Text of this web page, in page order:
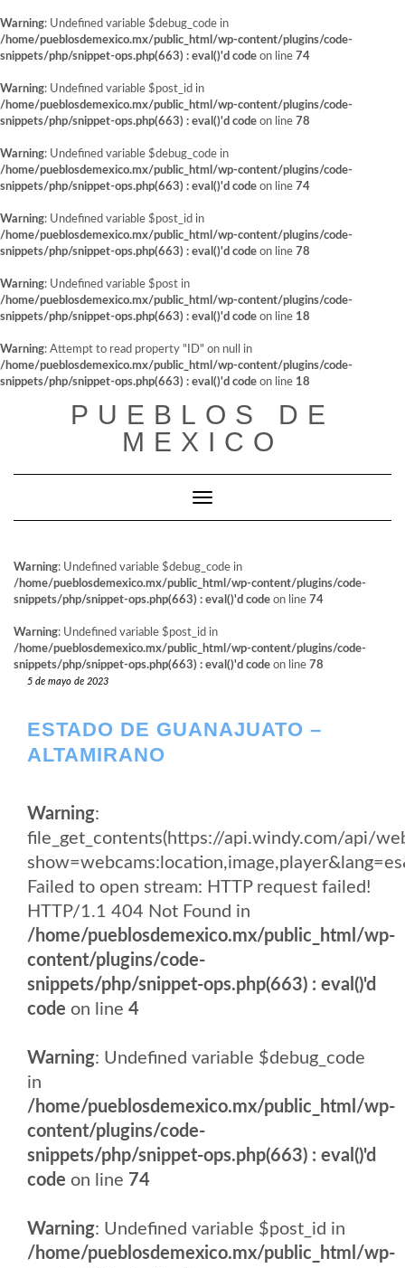
Warning: Undefined variable $debug_code in
/home/pueblosdemexico.mx/public_html/wp-content/plugins/code-
snippets/php/snippet-ops.php(663) : eval()'d code on line 74
Warning: Undefined variable $post_id in
/home/pueblosdemexico.mx/public_html/wp-content/plugins/code-
snippets/php/snippet-ops.php(663) : eval()'d code on line 78
Warning: Undefined variable $debug_code in
/home/pueblosdemexico.mx/public_html/wp-content/plugins/code-
snippets/php/snippet-ops.php(663) : eval()'d code on line 74
Warning: Undefined variable $post_id in
/home/pueblosdemexico.mx/public_html/wp-content/plugins/code-
snippets/php/snippet-ops.php(663) : eval()'d code on line 78
Warning: Undefined variable $post in
/home/pueblosdemexico.mx/public_html/wp-content/plugins/code-
snippets/php/snippet-ops.php(663) : eval()'d code on line 18
Warning: Attempt to read property "ID" on null in
/home/pueblosdemexico.mx/public_html/wp-content/plugins/code-
snippets/php/snippet-ops.php(663) : eval()'d code on line 18
PUEBLOS DE
MEXICO
Cambiar modo de navegación
Warning: Undefined variable $debug_code in
/home/pueblosdemexico.mx/public_html/wp-content/plugins/code-
snippets/php/snippet-ops.php(663) : eval()'d code on line 74
Warning: Undefined variable $post_id in
/home/pueblosdemexico.mx/public_html/wp-content/plugins/code-
snippets/php/snippet-ops.php(663) : eval()'d code on line 78
5 de mayo de 2023
ESTADO DE GUANAJUATO –
ALTAMIRANO
Warning:
file_get_contents(https://api.windy.com/api/
Failed to open stream: HTTP request failed!
HTTP/1.1 404 Not Found in
/home/pueblosdemexico.mx/public_html/wp-
content/plugins/code-
snippets/php/snippet-ops.php(663) : eval()'d
code on line 4
Warning: Undefined variable $debug_code
in
/home/pueblosdemexico.mx/public_html/wp-
content/plugins/code-
snippets/php/snippet-ops.php(663) : eval()'d
code on line 74
Warning: Undefined variable $post_id in
/home/pueblosdemexico.mx/public_html/wp-